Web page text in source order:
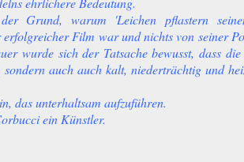
Grund, warum 'Leichen pflastern
erfolgreicher Film war und nichts von seiner
wurde sich der Tatsache bewusst, dass
sondern auch auch kalt, niederträchtig und
das unterhaltsam aufzuführen.
ein Künstler.